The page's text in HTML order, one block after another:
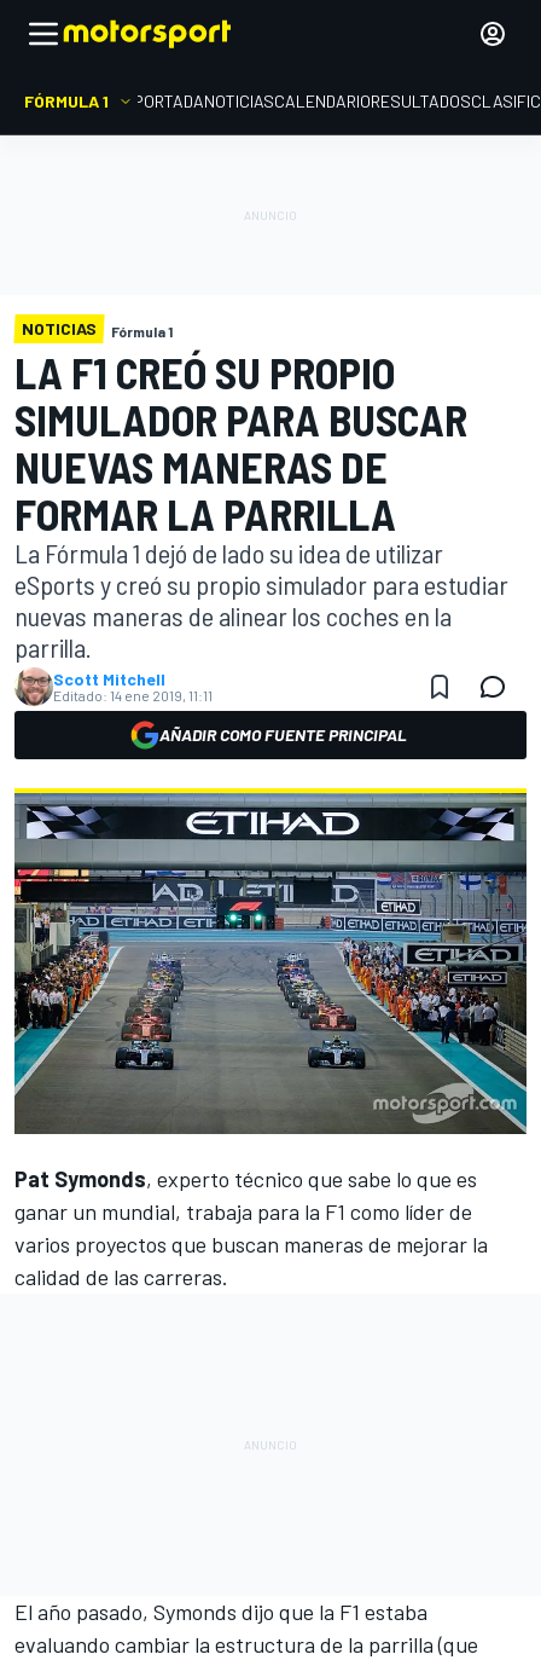
FÓRMULA 1 PORTADANOTICIASCALENDARIORESULTADOS
NOTICIAS Fórmula 1
LA F1 CREÓ SU PROPIO
SIMULADOR PARA BUSCAR
NUEVAS MANERAS DE
FORMAR LA PARRILLA
La Fórmula 1 dejó de lado su idea de utilizar
eSports y creó su propio simulador para estudiar
nuevas maneras de alinear los coches en la
parrilla.
Scott Mitchell
Editado: 14 ene 2019, 11:11
AÑADIR COMO FUENTE PRINCIPAL
Pat Symonds, experto técnico que sabe lo que es
ganar un mundial, trabaja para la F1 como líder de
varios proyectos que buscan maneras de mejorar la
calidad de las carreras.
El año pasado, Symonds dijo que la F1 estaba
evaluando cambiar la estructura de la parrilla(que